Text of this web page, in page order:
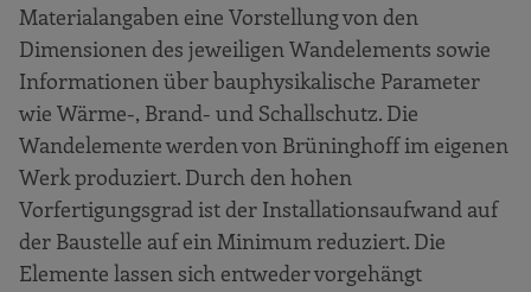
Materialangaben eine Vorstellung von den
Dimensionen des jeweiligen Wandelements sowie
Informationen über bauphysikalische Parameter
wie Wärme-, Brand- und Schallschutz. Die
Wandelemente werden von Brüninghoff im eigenen
Werk produziert. Durch den hohen
Vorfertigungsgrad ist der Installationsaufwand auf
der Baustelle auf ein Minimum reduziert. Die
Elemente lassen sich entweder vorgehängt